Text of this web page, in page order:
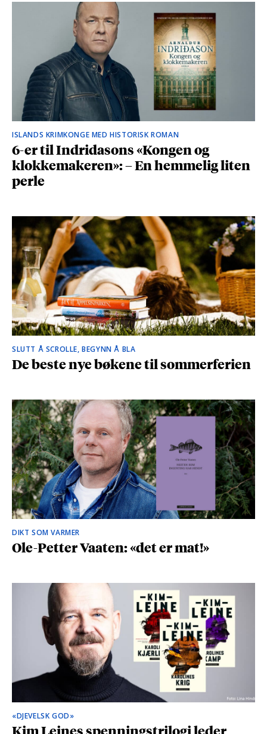
ISLANDS KRIMKONGE MED HISTORISK ROMAN
6-er til Indridasons «Kongen og
klokkemakeren»: – En hemmelig liten
perle
SLUTT Å SCROLLE, BEGYNN Å BLA
De beste nye bøkene til sommerferien
DIKT SOM VARMER
Ole-Petter Vaaten: «det er mat!»
«DJEVELSK GOD»
Kim Leines spenningstrilogi leder